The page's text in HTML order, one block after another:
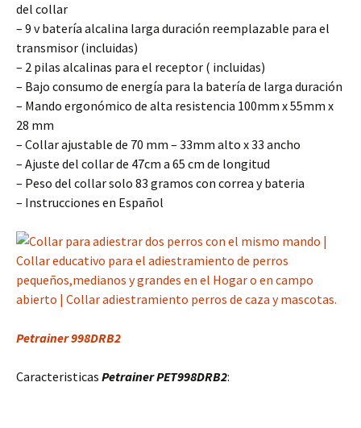
del collar
– 9 v batería alcalina larga duración reemplazable para el
transmisor (incluidas)
– 2 pilas alcalinas para el receptor ( incluidas)
– Bajo consumo de energía para la batería de larga duración
– Mando ergonómico de alta resistencia 100mm x 55mm x
28 mm
– Collar ajustable de 70 mm – 33mm alto x 33 ancho
– Ajuste del collar de 47cm a 65 cm de longitud
– Peso del collar solo 83 gramos con correa y bateria
– Instrucciones en Español
Petrainer 998DRB2
Caracteristicas Petrainer PET998DRB2: